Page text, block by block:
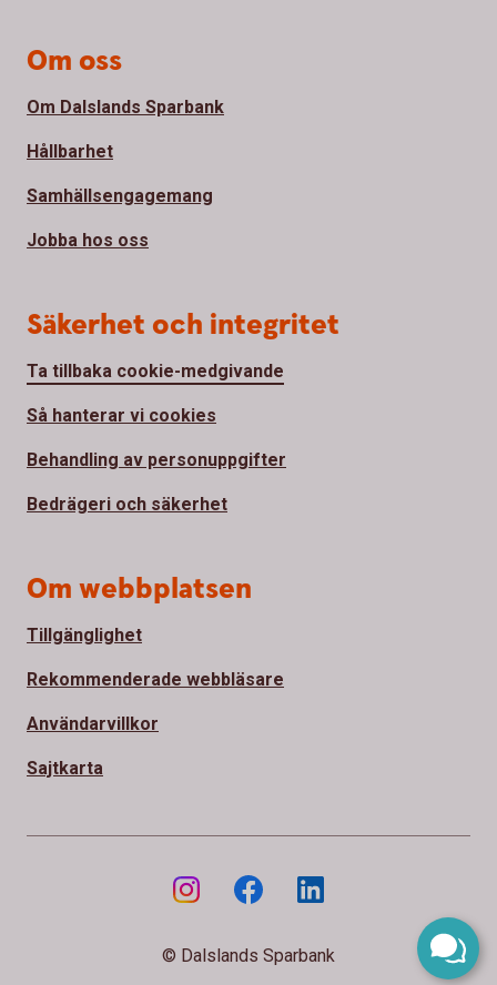
Om oss
Om Dalslands Sparbank
Hållbarhet
Samhällsengagemang
Jobba hos oss
Säkerhet och integritet
Ta tillbaka cookie-medgivande
Så hanterar vi cookies
Behandling av personuppgifter
Bedrägeri och säkerhet
Om webbplatsen
Tillgänglighet
Rekommenderade webbläsare
Användarvillkor
Sajtkarta
© Dalslands Sparbank